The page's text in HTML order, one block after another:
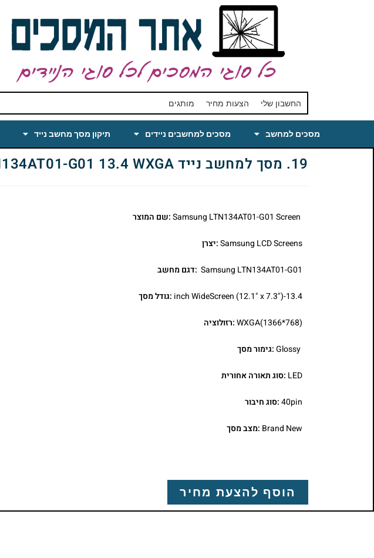
החשבון שלי הצעות מחיר מותגים
מסכים למחשב מסכים למחשבים ניידים תיקון מסך מחשב נייד
19. מסך למחשב נייד LTN134AT01-G01 13.4 WXGA
:שם המוצר
Samsung LCD Screens:יצרן
Samsung LTN134AT01-G01 :דגם מחשב
13.4-inch WideScreen (12.1" x 7.3") :גודל מסך
WXGA(1366*768):רזולוציה
Glossy:גימור מסך
LED :סוג תאורה אחורית
40pin:סוג חיבור
Brand New :מצב מסך
הוסף להצעת מחיר